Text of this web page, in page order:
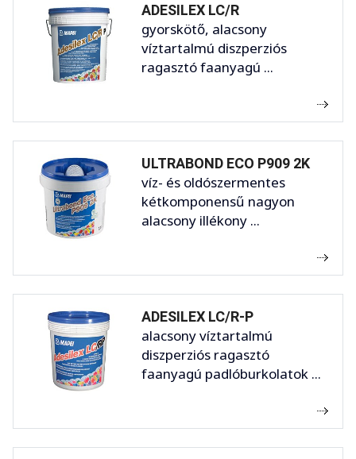
ADESILEX LC/R
gyorskötő, alacsony
víztartalmú diszperziós
ragasztó faanyagú ...
ULTRABOND ECO P909 2K
víz- és oldószermentes
kétkomponensű nagyon
alacsony illékony ...
ADESILEX LC/R-P
alacsony víztartalmú
diszperziós ragasztó
faanyagú padlóburkolatok ...